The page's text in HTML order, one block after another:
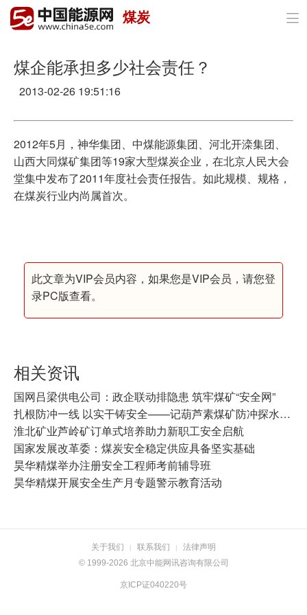
首页
政策与经济
煤炭
电力
新能源
煤炭 
煤企能承担多少社会责任？
2013-02-26 19:51:16
2012年5月，神华集团、中煤能源集团、河北开滦集团、
山西大同煤矿集团等19家大型煤炭企业，在北京人民大会
堂集中发布了2011年度社会责任报告。如此规模、规格，
在煤炭行业内尚属首次。
此文章为VIP会员内容，如果您是VIP会员，请您登
录PC版查看。
相关资讯
国网吕梁供电公司：政企联动排隐患 筑牢煤矿“安全网”
扎根防冲一线 以实干铸安全——记葫芦素煤矿防冲探水队班长刘俊
淮北矿业芦岭矿订单式培养助力新职工安全启航
国家发展改革委：煤炭安全稳定供应具备坚实基础
昊华精煤举办注册安全工程师考前辅导班
昊华精煤开展安全生产月专题警示教育活动
关于我们 | 联系我们 |
法律声明
© 1999-2026 北京中能网讯咨询有限公司
京ICP证040220号